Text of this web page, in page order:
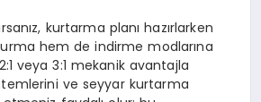
kurtarma planı hazırlarken
hem de indirme modlarına
veya 3:1 mekanik avantajla
ve seyyar kurtarma